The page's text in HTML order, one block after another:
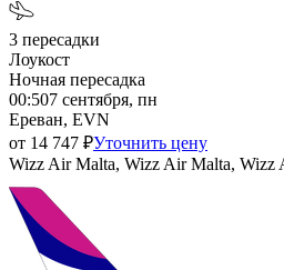
3 пересадки
Лоукост
Ночная пересадка
00:507 сентября, пн
Ереван, EVN
от 14 747 ₽Уточнить цену
Wizz Air Malta, Wizz Air Malta, Wizz